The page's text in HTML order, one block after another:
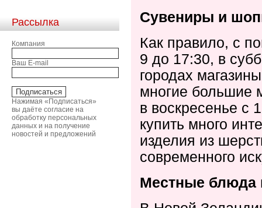
Рассылка
Компания
Ваш E-mail
Нажимая «Подписаться»
вы даёте согласие на
обработку персональных
данных и на получение
новостей и предложений
Сувениры и
Как правило, с
9 до 17:30, в
городах
многие большие
в воскресенье с
купить много
изделия из
современного
Местные блюда